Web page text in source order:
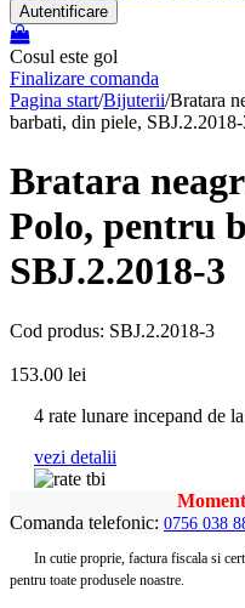
Autentificare
Cosul este gol
Finalizare comanda
Pagina start/Bijuterii/Bratara
barbati, din piele,
Bratara
Polo, pentru
SBJ.2.2018-3
Cod produs: SBJ.2.2018-3
153.00 lei
4 rate lunare incepand de la
vezi detalii
Comanda telefonic: 0756 038
In cutie proprie, factura fiscala si
pentru toate produsele noastre.